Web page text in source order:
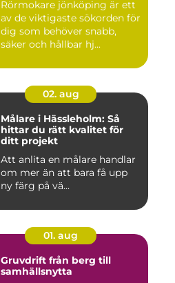
Rörmokare jönköping är ett
av de viktigaste sökorden för
dig som behöver snabb,
säker och hållbar hj...
02. aug
Målare i Hässleholm: Så
hittar du rätt kvalitet för
ditt projekt
Att anlita en målare handlar
om mer än att bara få upp
ny färg på vä...
01. aug
Gruvdrift från berg till
samhällsnytta